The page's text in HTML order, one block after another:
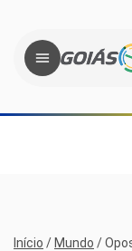
Início / Mundo /